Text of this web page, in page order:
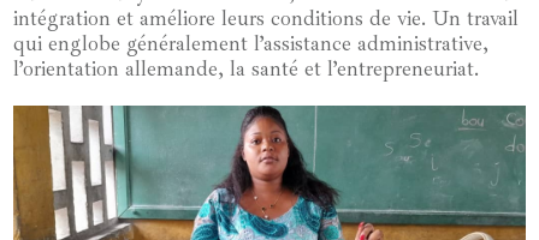
intégration et améliore leurs conditions de vie. Un travail
qui englobe généralement l’assistance administrative,
l’orientation allemande, la santé et l’entrepreneuriat.